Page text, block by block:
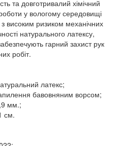
та довготривалий хімічний
у вологому середовищі
високим ризиком механічних
натурального латексу,
гарний захист рук
робіт.
латекс;
бавовняним ворсом;
мм.;
см.